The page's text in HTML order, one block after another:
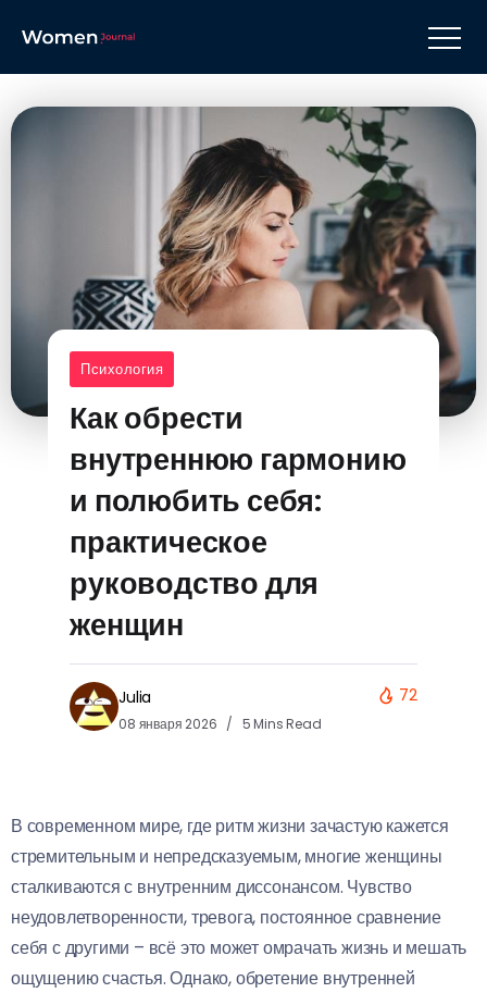
Психология
Как обрести
внутреннюю гармонию
и полюбить себя:
практическое
руководство для
женщин
Julia
08 января 2026 5 Mins Read
72
В современном мире, где ритм жизни зачастую кажется
стремительным и непредсказуемым, многие женщины
сталкиваются с внутренним диссонансом. Чувство
неудовлетворенности, тревога, постоянное сравнение
себя с другими – всё это может омрачать жизнь и мешать
ощущению счастья. Однако, обретение внутренней